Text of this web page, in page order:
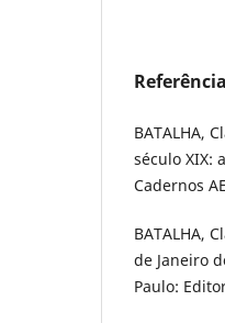
BATALHA,
século XIX:
Cadernos
BATALHA,
de Janeiro
Paulo: